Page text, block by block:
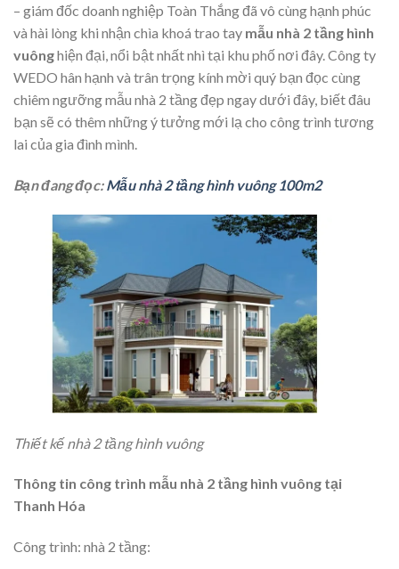
– giám đốc doanh nghiệp Toàn Thắng đã vô cùng hạnh phúc
và hài lòng khi nhận chìa khoá trao tay mẫu nhà 2 tầng hình
vuônghiện đại, nổi bật nhất nhì tại khu phố nơi đây. Công ty
WEDO hân hạnh và trân trọng kính mời quý bạn đọc cùng
chiêm ngưỡng mẫu nhà 2 tầng đẹp ngay dưới đây, biết đâu
bạn sẽ có thêm những ý tưởng mới lạ cho công trình tương
lai của gia đình mình.
Bạn đang đọc:Mẫu nhà 2 tầng hình vuông 100m2
Thiết kế nhà 2 tầng hình vuông
Thông tin công trình mẫu nhà 2 tầng hình vuông tại
Thanh Hóa
Công trình: nhà 2 tầng: